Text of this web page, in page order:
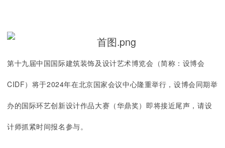
第十九届中国国际建筑装饰及设计艺术博览会（简称：设博会
CIDF）将于2024年在北京国家会议中心隆重举行，设博会同期举
办的国际环艺创新设计作品大赛（华鼎奖）即将接近尾声，请设
计师抓紧时间报名参与。